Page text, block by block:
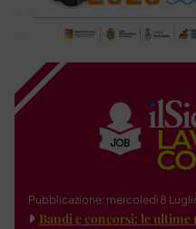
Pubblicazione: mercoledì 8
Bandi e concorsi: le